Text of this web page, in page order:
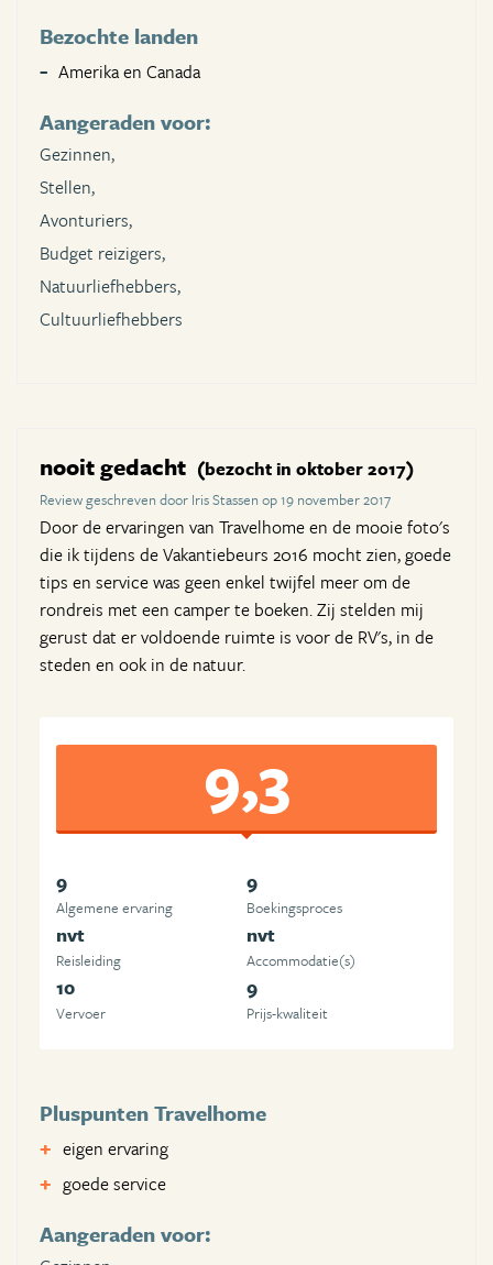
Bezochte landen
Amerika en Canada
Aangeraden voor:
Gezinnen,
Stellen,
Avonturiers,
Budget reizigers,
Natuurliefhebbers,
Cultuurliefhebbers
nooit gedacht (bezocht in oktober 2017)
Review geschreven door Iris Stassen op 19 november 2017
Door de ervaringen van Travelhome en de mooie foto's
die ik tijdens de Vakantiebeurs 2016 mocht zien, goede
tips en service was geen enkel twijfel meer om de
rondreis met een camper te boeken. Zij stelden mij
gerust dat er voldoende ruimte is voor de RV's, in de
steden en ook in de natuur.
9,3
9
Algemene ervaring
9
Boekingsproces
nvt
Reisleiding
nvt
Accommodatie(s)
10
Vervoer
9
Prijs-kwaliteit
Pluspunten Travelhome
eigen ervaring
goede service
Aangeraden voor: